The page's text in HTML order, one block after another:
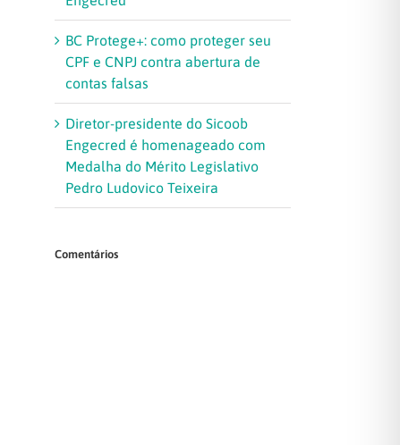
BC Protege+: como proteger seu
CPF e CNPJ contra abertura de
contas falsas
Diretor-presidente do Sicoob
Engecred é homenageado com
Medalha do Mérito Legislativo
Pedro Ludovico Teixeira
Comentários